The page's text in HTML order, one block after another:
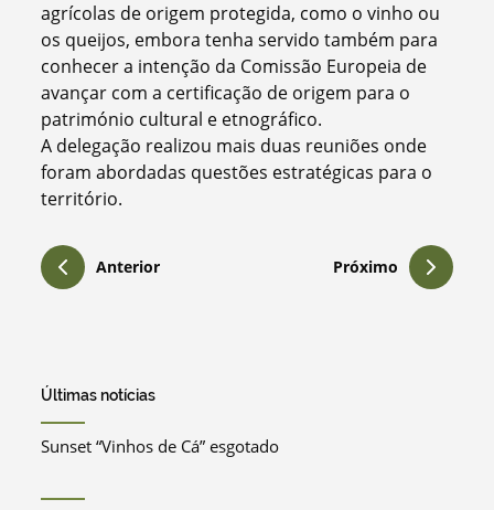
agrícolas de origem protegida, como o vinho ou
os queijos, embora tenha servido também para
conhecer a intenção da Comissão Europeia de
avançar com a certificação de origem para o
património cultural e etnográfico.
A delegação realizou mais duas reuniões onde
foram abordadas questões estratégicas para o
território.
Anterior Próximo
Últimas notícias
Sunset “Vinhos de Cá” esgotado